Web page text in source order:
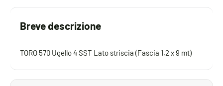
Breve descrizione
TORO 570 Ugello 4 SST Lato striscia (Fascia 1,2 x 9 mt)